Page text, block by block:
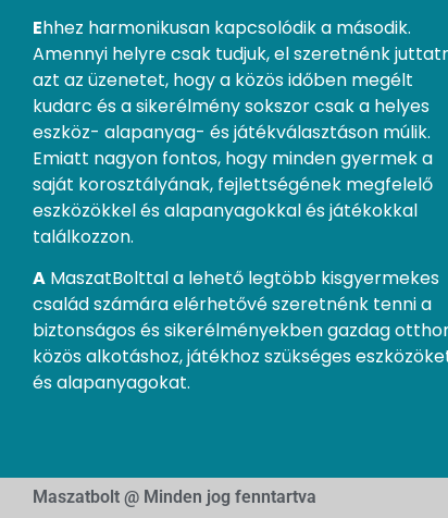
Ehhez harmonikusan kapcsolódik a második.
Amennyi helyre csak tudjuk, el szeretnénk
azt az üzenetet, hogy a közös időben megélt
kudarc és a sikerélmény sokszor csak a helyes
eszköz- alapanyag- és játékválasztáson múlik.
Emiatt nagyon fontos, hogy minden gyermek a
saját korosztályának, fejlettségének megfelelő
eszközökkel és alapanyagokkal és játékokkal
találkozzon.
A MaszatBolttal a lehető legtöbb kisgyermekes
család számára elérhetővé szeretnénk tenni a
biztonságos és sikerélményekben gazdag
közös alkotáshoz, játékhoz szükséges
és alapanyagokat.
Maszatbolt @ Minden jog fenntartva